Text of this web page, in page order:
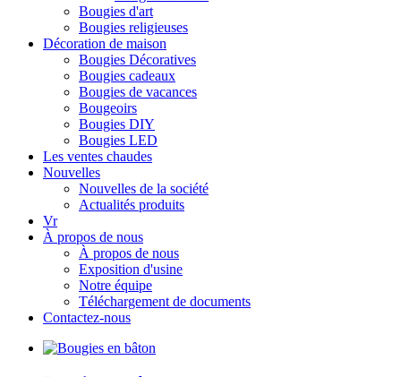
Bougies d'art
Bougies religieuses
Décoration de maison
Bougies Décoratives
Bougies cadeaux
Bougies de vacances
Bougeoirs
Bougies DIY
Bougies LED
Les ventes chaudes
Nouvelles
Nouvelles de la société
Actualités produits
Vr
À propos de nous
À propos de nous
Exposition d'usine
Notre équipe
Téléchargement de documents
Contactez-nous